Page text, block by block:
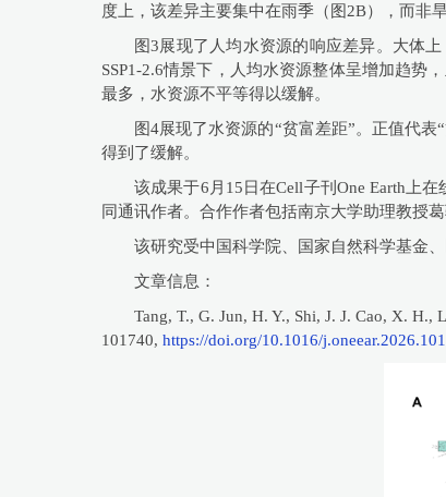
度上，该差异主要集中在雨季（图2B），而非旱
图3展现了人均水资源的响应差异。大体
SSP1-2.6情景下，人均水资源整体呈增加趋势
最多，水资源不平等得以缓解。
图4展现了水资源的“贫富差距”。正值代
得到了缓解。
该成果于6月15日在Cell子刊One Earth上
同通讯作者。合作作者包括南京大学助理教授
该研究受中国科学院、国家自然科学基金
文章信息：
Tang, T., G. Jun, H. Y., Shi, J. J. Cao, X. H.,
101740, https://doi.org/10.1016/